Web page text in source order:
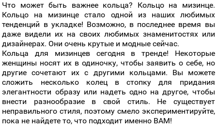
Что может быть важнее кольца? Кольцо на мизинце.
Кольцо на мизинце стало одной из наших любимых
тенденций в укладке! Возможно, в последнее время вы
даже видели их на своих любимых знаменитостях или
дизайнерах. Они очень крутые и модные сейчас.
Кольца для мизинцев сегодня в тренде! Некоторые
женщины носят их в одиночку, чтобы заявить о себе, но
другие сочетают их с другими кольцами. Вы можете
сложить несколько колец в стопку для придания
элегантности образу или надеть одно на другое, чтобы
внести разнообразие в свой стиль. Не существует
неправильного стиля, поэтому смело экспериментируйте,
пока не найдете то, что подходит именно ВАМ!